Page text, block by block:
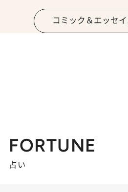
コミック＆エッセ
FORTUNE
占い